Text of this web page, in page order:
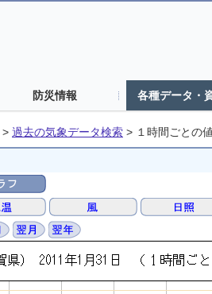
防災情報 各種データ・
> 過去の気象データ検索 > １時間ごとの